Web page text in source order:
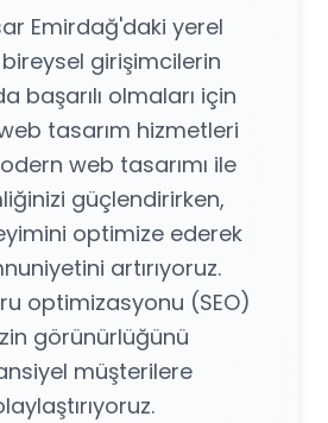
Emirdağ'daki yerel
girişimcilerin
başarılı olmaları için
tasarım hizmetleri
web tasarımı ile
güçlendirirken,
optimize ederek
artırıyoruz.
optimizasyonu (SEO)
görünürlüğünü
müşterilere